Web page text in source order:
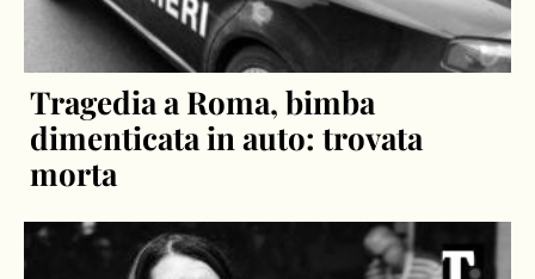
Tragedia a Roma, bimba
dimenticata in auto: trovata
morta